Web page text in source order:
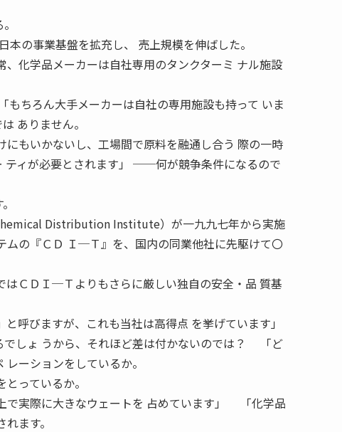
の事業基盤を拡充し、 売上規模を伸ばした。
化学品メーカーは自社専用のタンクターミ ナル施設
ちろん大手メーカーは自社の専用施設も持って いま
ありません。
もいかないし、工場間で原料を融通し合う 際の一時
ティが必要とされます」 ──何が競争条件になるので
Distribution Institute）が一九九七年から実施
ムの『ＣＤ Ｉ─Ｔ』を、国内の同業他社に先駆けて〇
はＣＤＩ─Ｔよりもさらに厳しい独自の安全・品 質基
呼びますが、これも当社は高得点 を挙げています」
しょ うから、それほど差は付かないのでは？ 「ど
ーションをしているか。
っているか。
で実際に大きなウェートを 占めています」 「化学品
ます。